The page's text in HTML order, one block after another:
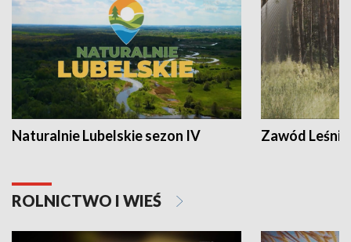
Naturalnie Lubelskie sezon IV Zawód Leśnik
ROLNICTWO I WIEŚ